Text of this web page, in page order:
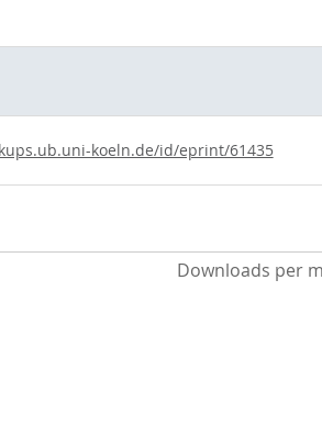
koeln.de/id/eprint/61435
Downloads per